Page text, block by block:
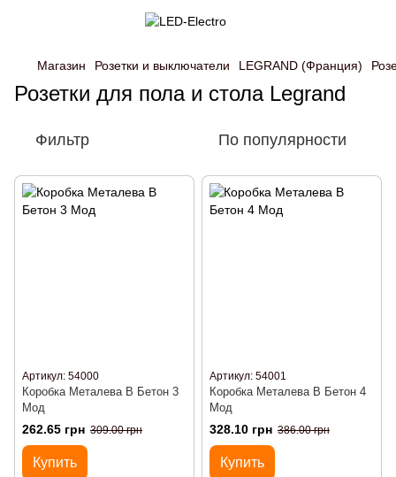
Магазин Розетки и выключатели LEGRAND (Франция)
Розетки для пола и стола Legrand
Фильтр По популярности
Артикул: 54000
Коробка Металева В Бетон 3
Мод
262.65 грн 309.00 грн
Купить
Артикул: 54001
Коробка Металева В Бетон 4
Мод
328.10 грн 386.00 грн
Купить